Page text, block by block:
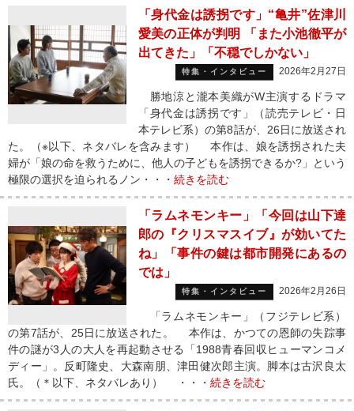
「身代金は誘拐です」“亀井”佐津川
愛美の正体が判明 「また小池徹平が
出てきた」「不穏でしかない」
特集・インタビュー 2026年2月27日
勝地涼と瀧本美織がW主演するドラマ
「身代金は誘拐です」（読売テレビ・日
本テレビ系）の第8話が、26日に放送され
た。（※以下、ネタバレを含みます） 本作は、娘を誘拐された夫
婦が「娘の命を救うために、他人の子どもを誘拐できるか?」という
極限の選択を迫られるノン・・・ 続きを読む
「ラムネモンキー」「今回は山下達
郎の『クリスマスイブ』が効いてた
ね」「事件の鍵は都市開発にあるの
では」
特集・インタビュー 2026年2月26日
「ラムネモンキー」（フジテレビ系）
の第7話が、25日に放送された。 本作は、かつての恩師の失踪事
件の謎が3人の大人を再起動させる「1988青春回収ヒューマンコメ
ディー」。反町隆史、大森南朋、津田健次郎主演。脚本は古沢良太
氏。（＊以下、ネタバレあり） ・・・ 続きを読む